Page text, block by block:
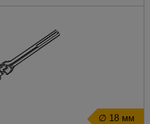
∅ 18 мм